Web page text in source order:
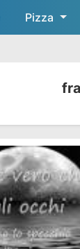
Pizza